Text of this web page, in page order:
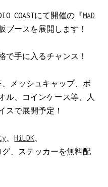
COASTにて開催の『MAD
ブースを展開します！
で手に入るチャンス！
、メッシュキャップ、ボ
ル、コインケース等、人
スで展開予定！
、HiLDK
、ステッカーを無料配